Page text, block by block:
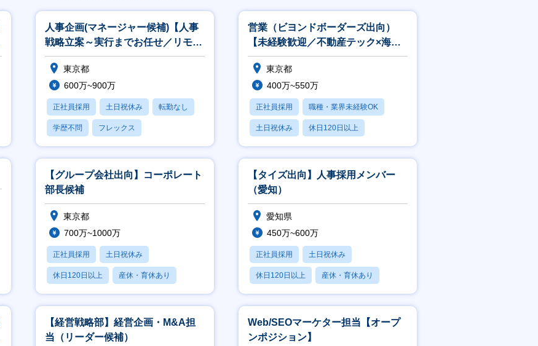
人事企画(マネージャー候補)【人事
戦略立案～実行までお任せ／リモー
ト・フレックス可】
東京都
600万~900万
正社員採用 土日祝休み 転勤なし
学歴不問 フレックス
営業（ビヨンドボーダーズ出向）
【未経験歓迎／不動産テック×海外
営業／フレックス／年収1000万叶
う】東京都
400万~550万
正社員採用 職種・業界未経験OK
土日祝休み 休日120日以上
産休・育休あり
【グループ会社出向】コーポレート
部長候補
東京都
700万~1000万
正社員採用 土日祝休み
休日120日以上 産休・育休あり
転勤なし
【タイズ出向】人事採用メンバー
（愛知）
愛知県
450万~600万
正社員採用 土日祝休み
休日120日以上 産休・育休あり
転勤なし
【経営戦略部】経営企画・M&A担
当（リーダー候補）
Web/SEOマーケター担当【オープ
ンポジション】